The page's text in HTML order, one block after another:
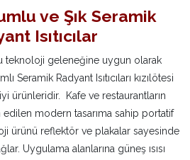
ve Şık Seramik
Isıtıcılar
teknoloji geleneğine uygun olarak
Seramik Radyant Isıtıcıları kızılötesi
ürünleridir. Kafe ve restaurantların
edilen modern tasarıma sahip portatif
ürünü reflektör ve plakalar sayesinde
Uygulama alanlarına güneş ısısı